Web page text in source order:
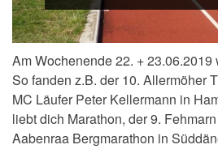
Am Wochenende 22. +
So fanden z.B. der 10. Allermöher
MC Läufer Peter Kellermann in
liebt dich Marathon, der 9.
Aabenraa Bergmarathon in